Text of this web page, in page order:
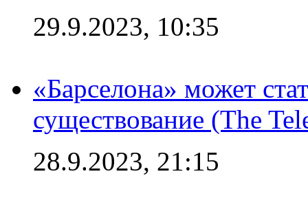
29.9.2023, 10:35
«Барселона» может
существование (The
28.9.2023, 21:15